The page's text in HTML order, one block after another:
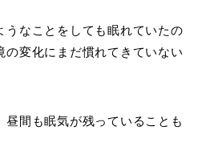
なことをしても眠れていたの
の変化にまだ慣れてきていない
間も眠気が残っていることも